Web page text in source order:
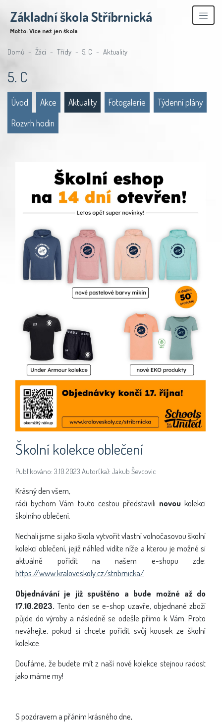
Základní škola Stříbrnická
Motto: Více než jen škola
Domů Žáci Třídy 5. C Aktuality
5. C
Úvod Akce Aktuality Fotogalerie
Týdenní plány
Rozvrh hodin
Školní kolekce oblečení
Publikováno: 3.10.2023 Autor(ka): Jakub Ševcovic
Krásný den všem,
rádi bychom Vám touto cestou představili novou kolekci
školního oblečení.
Nechali jsme si jako škola vytvořit vlastní volnočasovou školní
kolekci oblečení, jejíž náhled vidíte níže a kterou je možné si
aktuálně pořídit na našem e-shopu zde:
https://www.kraloveskoly.cz/stribrnicka/
Objednávání je již spuštěno a bude možné až do
17.10.2023.Tento den se e-shop uzavře, objednané zboží
půjde do výroby a následně se odešle přímo k Vám. Proto
neváhejte, pokud si chcete pořídit svůj kousek ze školní
kolekce.
Doufáme, že budete mít z naší nové kolekce stejnou radost
jako máme my!
S pozdravem a přáním krásného dne,